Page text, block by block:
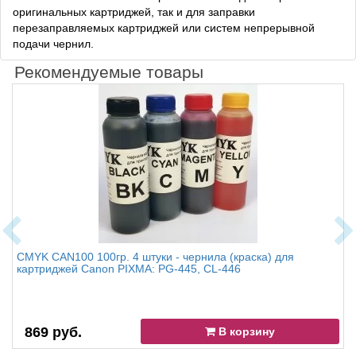
оригинальных картриджей, так и для заправки
перезаправляемых картриджей или систем непрерывной
подачи чернил.
Рекомендуемые товары
CMYK CAN100 100гр. 4 штуки - чернила (краска) для
картриджей Canon PIXMA: PG-445, CL-446
869 руб. В корзину